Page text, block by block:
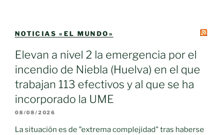
NOTICIAS «EL MUNDO»
Elevan a nivel 2 la emergencia por el
incendio de Niebla (Huelva) en el que
trabajan 113 efectivos y al que se ha
incorporado la UME
08/08/2026
La situación es de "extrema complejidad" tras haberse